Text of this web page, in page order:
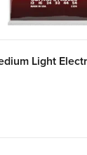
Light